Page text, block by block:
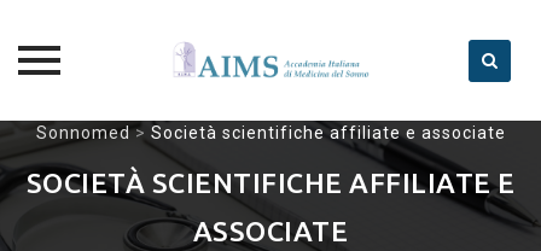
Skip
to
content
Sonnomed> Società scientifiche affiliate e associate
SOCIETÀ SCIENTIFICHE AFFILIATE E
ASSOCIATE